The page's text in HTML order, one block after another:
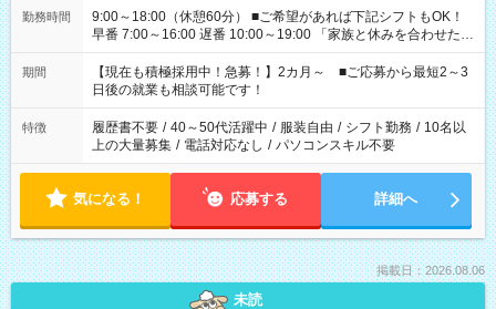
勤務時間
9:00～18:00（休憩60分） ■ご希望があれば下記シフトもOK！
早番 7:00～16:00 遅番 10:00～19:00 「家族と休みを合わせた
い」 「余裕を持って夕飯の準備がしたい」 「できれば残業はし
たくない」 など、ご希望を教えてくださいね。 ※Wワーク希望
の方へ 今ご覧のお仕事で希望する勤務時間と、もう1つのお仕事
の勤務時間。 合計で週40時間を超える場合は応募できません。
期間
【現在も積極採用中！急募！】2カ月～ ■ご応募から最短2～3
日後の就業も相談可能です！
特徴 履歴書不要 / 40～50代活躍中 / 服装自由 / シフト勤務 / 10名以
上の大量募集 / 電話対応なし / パソコンスキル不要
気になる！ 応募する 詳細へ
掲載日：2026.08.06
未読